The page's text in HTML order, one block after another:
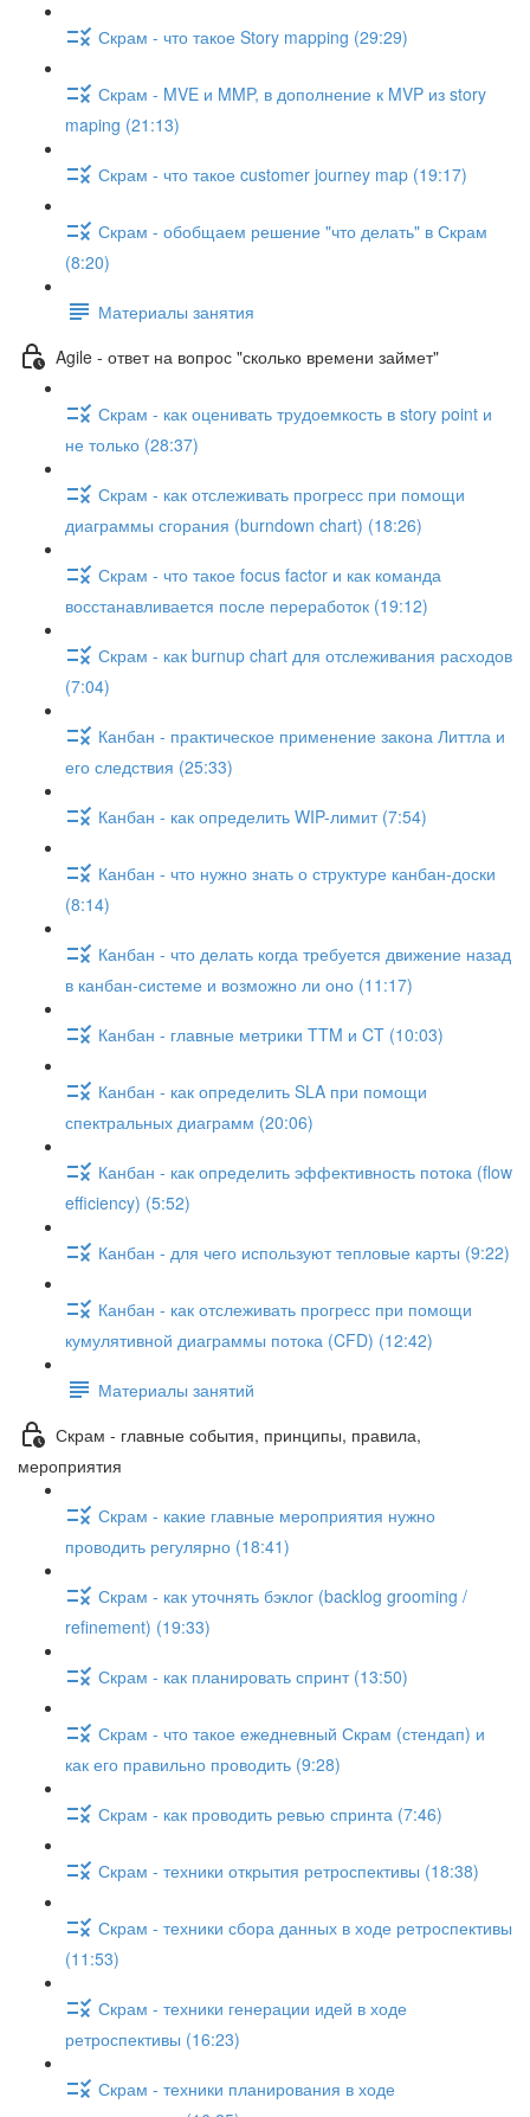
Скрам - что такое Story mapping (29:29)
Скрам - MVE и MMP, в дополнение к MVP из story
maping (21:13)
Скрам - что такое customer journey map (19:17)
Скрам - обобщаем решение "что делать" в Скрам
(8:20)
Материалы занятия
Agile - ответ на вопрос "сколько времени займет"
Скрам - как оценивать трудоемкость в story point и
не только (28:37)
Скрам - как отслеживать прогресс при помощи
диаграммы сгорания (burndown chart) (18:26)
Скрам - что такое focus factor и как команда
восстанавливается после переработок (19:12)
Скрам - как burnup chart для отслеживания расходов
(7:04)
Канбан - практическое применение закона Литтла и
его следствия (25:33)
Канбан - как определить WIP-лимит (7:54)
Канбан - что нужно знать о структуре канбан-доски
(8:14)
Канбан - что делать когда требуется движение назад
в канбан-системе и возможно ли оно (11:17)
Канбан - главные метрики TTM и CT (10:03)
Канбан - как определить SLA при помощи
спектральных диаграмм (20:06)
Канбан - как определить эффективность потока (flow
efficiency) (5:52)
Канбан - для чего используют тепловые карты (9:22)
Канбан - как отслеживать прогресс при помощи
кумулятивной диаграммы потока (CFD) (12:42)
Материалы занятий
Скрам - главные события, принципы, правила,
мероприятия
Скрам - какие главные мероприятия нужно
проводить регулярно (18:41)
Скрам - как уточнять бэклог (backlog grooming /
refinement) (19:33)
Скрам - как планировать спринт (13:50)
Скрам - что такое ежедневный Скрам (стендап) и
как его правильно проводить (9:28)
Скрам - как проводить ревью спринта (7:46)
Скрам - техники открытия ретроспективы (18:38)
Скрам - техники сбора данных в ходе ретроспективы
(11:53)
Скрам - техники генерации идей в ходе
ретроспективы (16:23)
Скрам - техники планирования в ходе